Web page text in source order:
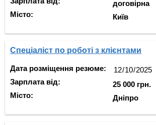
Місто:
договірна
Київ
Спеціаліст по роботі з клієнтами
Дата розміщення резюме:
Зарплата від:
Місто:
25 000 грн.
Дніпро